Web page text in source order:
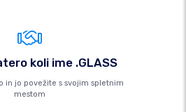
koli ime .GLASS
in jo povežite s svojim spletnim
mestom